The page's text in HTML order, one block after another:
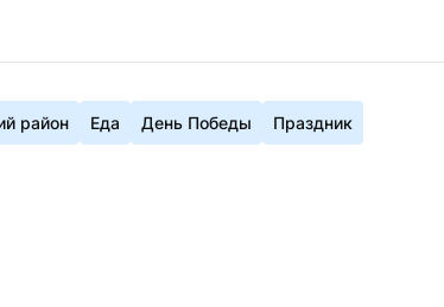
район Еда День Победы Праздник